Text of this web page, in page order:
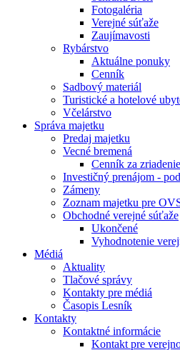
Fotogaléria
Verejné súťaže
Zaujímavosti
Rybárstvo
Aktuálne ponuky
Cenník
Sadbový materiál
Turistické a hotelové
Včelárstvo
Správa majetku
Predaj majetku
Vecné bremená
Cenník za
Investičný prenájom -
Zámeny
Zoznam majetku pre
Obchodné verejné súťaže
Ukončené
Vyhodnotenie
Médiá
Aktuality
Tlačové správy
Kontakty pre médiá
Časopis Lesník
Kontakty
Kontaktné informácie
Kontakt pre